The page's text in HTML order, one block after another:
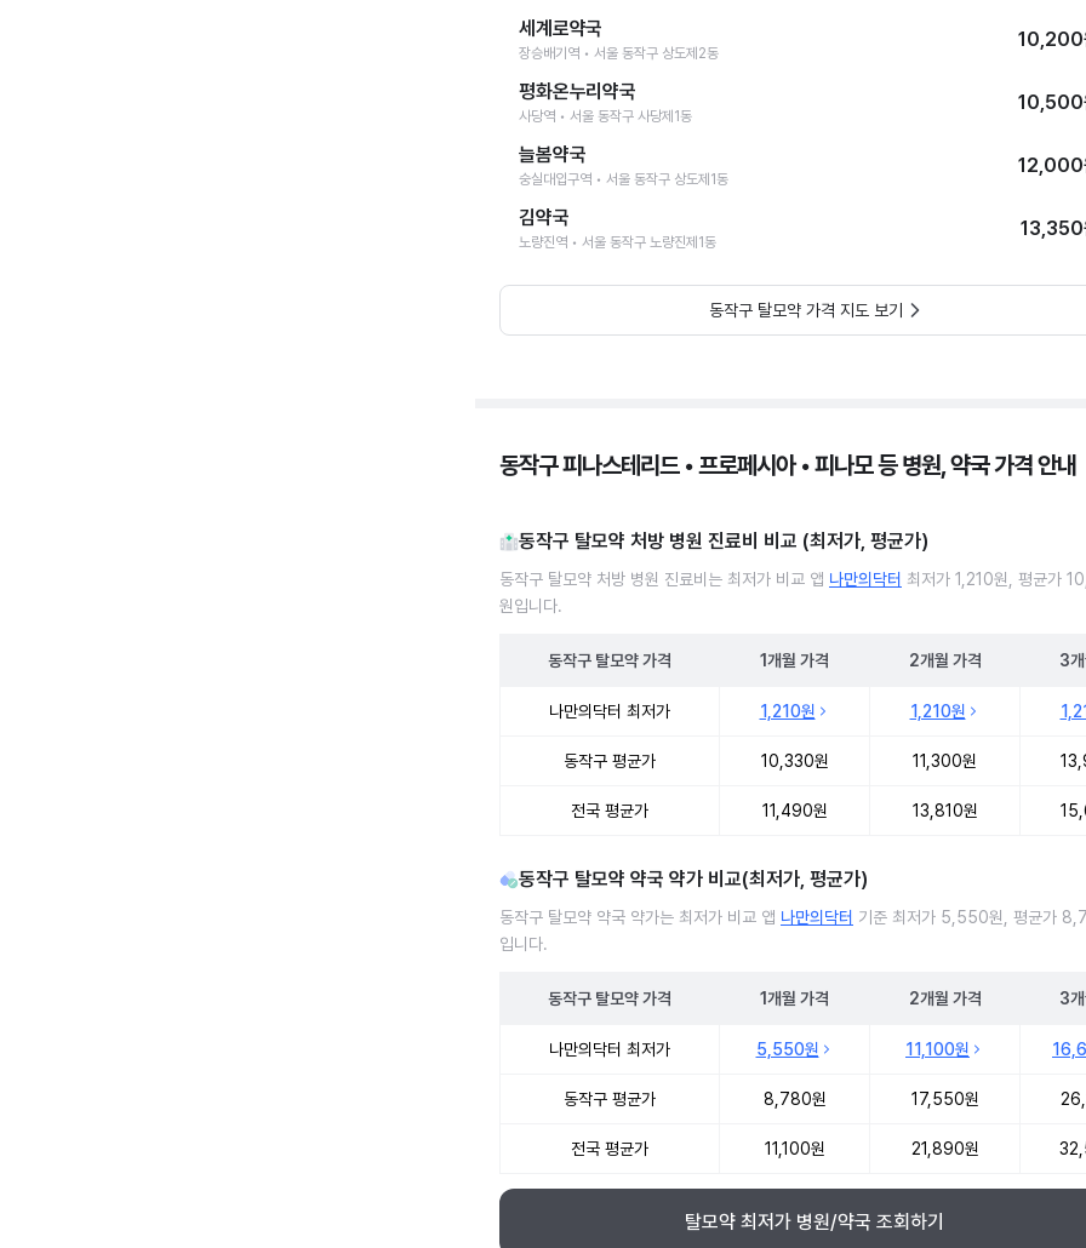
세계로약국
장승배기역 • 서울 동작구 상도제2동
10,200
평화온누리약국
사당역 • 서울 동작구 사당제1동
10,500
늘봄약국
숭실대입구역 • 서울 동작구 상도제1동
12,000
김약국
노량진역 • 서울 동작구 노량진제1동
13,350
동작구 탈모약 가격 지도 보기
동작구 피나스테리드 • 프로페시아 • 피나모 등 병원, 약국 가격 안내
동작구 탈모약 처방 병원 진료비 비교 (최저가, 평균가)
동작구 탈모약 처방 병원 진료비는 최저가 비교 앱 나만의닥터 최저가 1,210원, 평균가
원입니다.
동작구 탈모약가격 1개월 가격 2개월 가격 3
나만의닥터 최저가 1,210원 1,210원
동작구 평균가 10,330원 11,300원
전국 평균가 11,490원 13,810원
동작구 탈모약 약국 약가 비교(최저가, 평균가)
동작구 탈모약 약국 약가는 최저가 비교 앱 나만의닥터 기준 최저가 5,550원, 평균가
입니다.
동작구 탈모약가격 1개월 가격 2개월 가격 3
나만의닥터 최저가 5,550원 11,100원
동작구 평균가 8,780원 17,550원
전국 평균가 11,100원 21,890원
탈모약 최저가 병원/약국 조회하기